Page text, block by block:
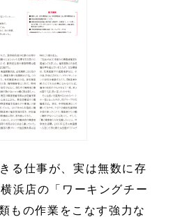
る仕事が、実は無数に存
浜店の「ワーキングチー
もの作業をこなす強力な